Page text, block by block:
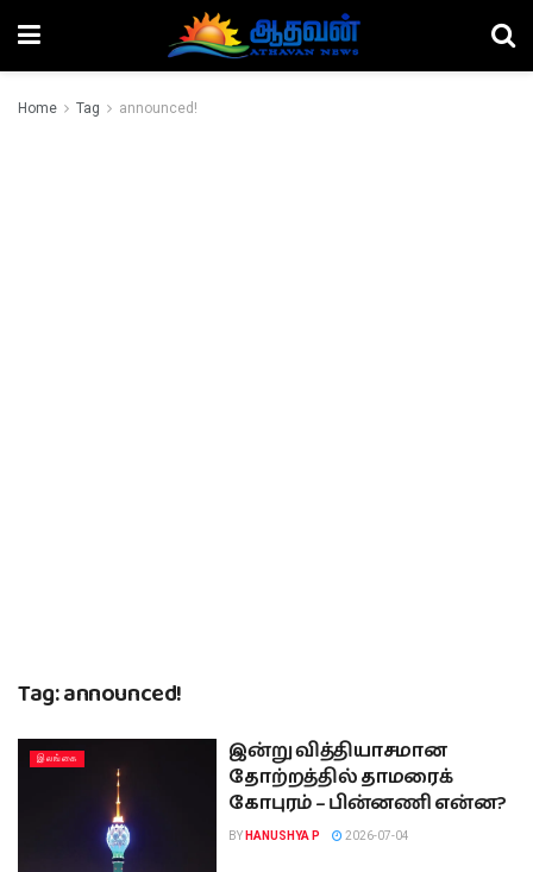
Home Tag announced!
Tag:announced!
இலங்கை
இன்று வித்தியாசமான
தோற்றத்தில் தாமரைக்
கோபுரம் – பின்னணி என்ன?
BY HANUSHYA P 2026-07-04